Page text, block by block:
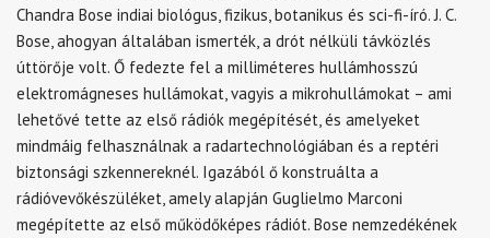
Chandra Bose indiai biológus, fizikus, botanikus és sci-fi-író. J. C.
Bose, ahogyan általában ismerték, a drót nélküli távközlés
úttörője volt. Ő fedezte fel a milliméteres hullámhosszú
elektromágneses hullámokat, vagyis a mikrohullámokat – ami
lehetővé tette az első rádiók megépítését, és amelyeket
mindmáig felhasználnak a radartechnológiában és a reptéri
biztonsági szkennereknél. Igazából ő konstruálta a
rádióvevőkészüléket, amely alapján Guglielmo Marconi
megépítette az első működőképes rádiót. Bose nemzedékének